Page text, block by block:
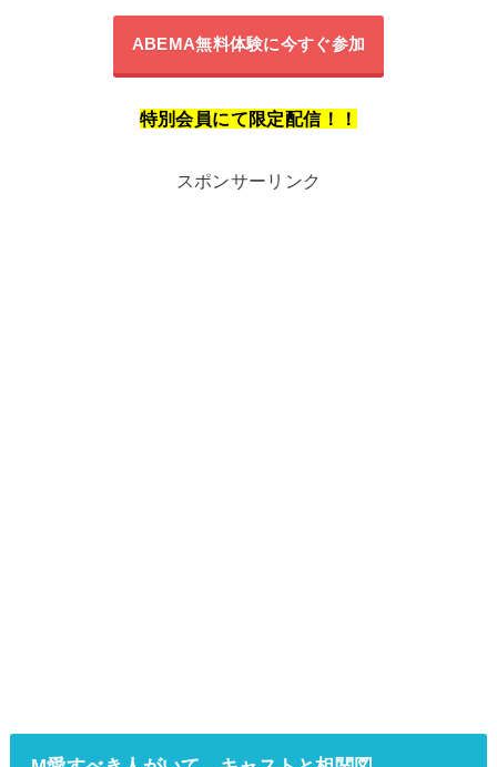
ABEMA無料体験に今すぐ参加
特別会員にて限定配信！！
スポンサーリンク